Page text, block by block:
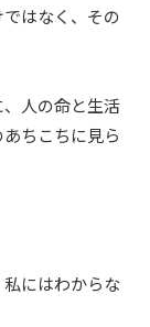
はなく、その
人の命と生活
ちこちに見ら
にはわからな